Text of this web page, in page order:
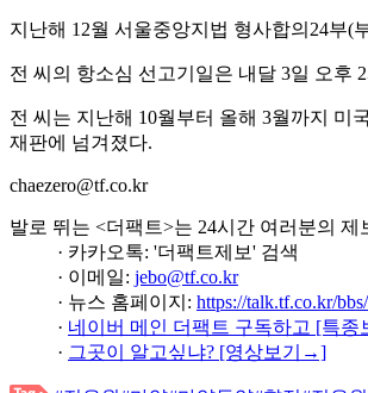
지난해 12월 서울중앙지법 형사합의24부(
전 씨의 항소심 선고기일은 내달 3일 오후
전 씨는 지난해 10월부터 올해 3월까지 미
재판에 넘겨졌다.
chaezero@tf.co.kr
발로 뛰는 <더팩트>는 24시간 여러분의 제
· 카카오톡: '더팩트제보' 검색
· 이메일: jebo@tf.co.kr
· 뉴스 홈페이지: https://talk.tf.co.kr/
· 네이버 메인 더팩트 구독하고 [특
· 그곳이 알고싶냐? [영상보기→]